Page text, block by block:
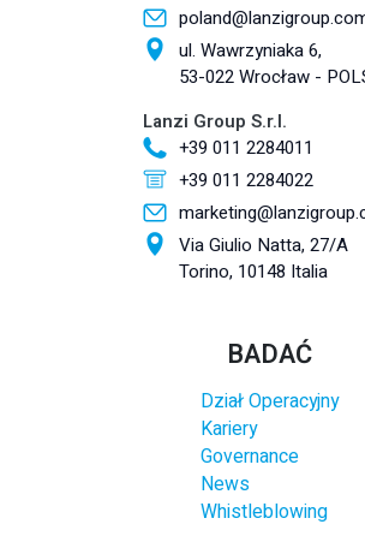
ul. Wawrzyniaka 6,
53-022 Wrocław -
Lanzi Group S.r.l.
+39 011 2284011
+39 011 2284022
Via Giulio Natta, 27/A
Torino, 10148 Italia
BADAĆ
Dział Operacyjny
Kariery
Governance
News
Whistleblowing